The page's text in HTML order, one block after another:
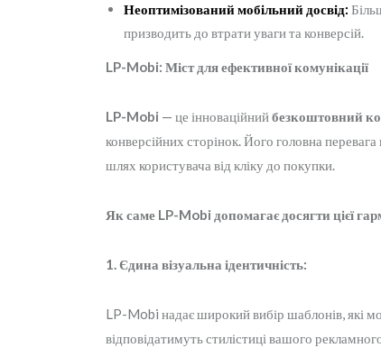
Неоптимізований мобільний досвід:
призводить до втрати уваги та конверсій.
LP-Mobi: Міст для ефективної комунікації
LP-Mobi — це інноваційнийбезкоштовний
конверсійних сторінок. Його головна
шлях користувача від кліку до покупки.
Як саме LP-Mobi допомагає досягти цієї
1. Єдина візуальна ідентичність:
LP-Mobi надає широкий вибір шаблонів, які
відповідатимуть стилістиці вашого